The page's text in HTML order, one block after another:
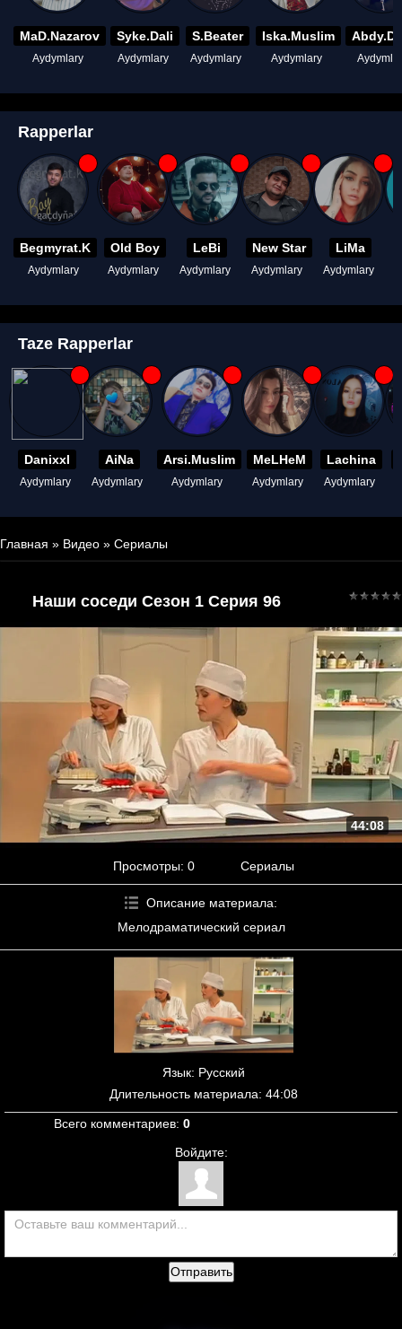
MaD.Nazarov
Aydymlary
Syke.Dali
Aydymlary
S.Beater
Aydymlary
Iska.Muslim
Aydymlary
Rapperlar
Begmyrat.K
Aydymlary
Old Boy
Aydymlary
LeBi
Aydymlary
New Star
Aydymlary
LiMa
Aydymlary
Taze Rapperlar
Danixxl
Aydymlary
AiNa
Aydymlary
Arsi.Muslim
Aydymlary
MeLHeM
Aydymlary
Lachina
Aydymlary
Главная » Видео » Сериалы
Наши соседи Сезон 1 Серия 96
44:08
Просмотры: 0 Сериалы
Описание материала:
Мелодраматический сериал
Язык: Русский
Длительность материала: 44:08
Всего комментариев: 0
Войдите:
Отправить